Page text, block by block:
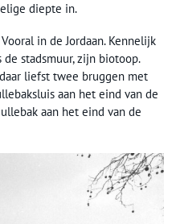
diepte in.
in de Jordaan. Kennelijk
stadsmuur, zijn biotoop.
liefst twee bruggen met
aan het eind van de
aan het eind van de